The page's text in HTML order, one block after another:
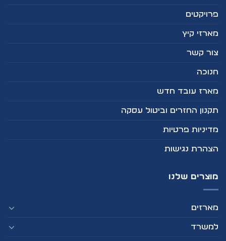
פרויקטים
מארזי קיץ
צור קשר
חנוכה
מארז עובד חדש
תקנון החזרים וביטול עסקה
מדיניות פרטיות
הצהרת נגישות
מוצרים שלנו
מארזים
למשרד